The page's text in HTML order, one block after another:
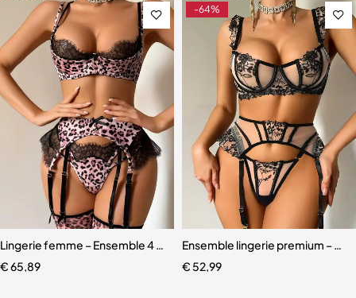
Lingerie femme – Ensemble 4 pièces avec bas assortis et dentelle
€65,89
-64%
Ensemble lingerie premium –
€ 52,99